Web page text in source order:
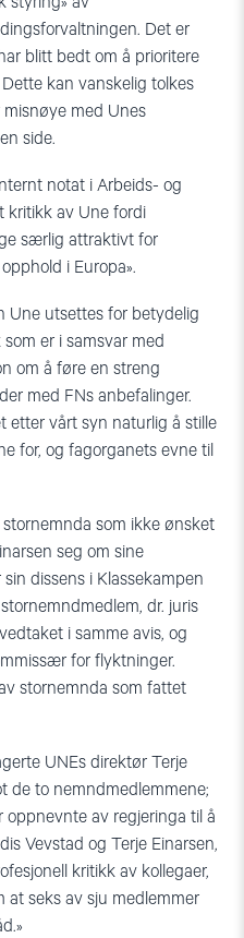
Det er
blitt bedt om å prioritere
kan vanskelig tolkes
med Unes
side.
notat i Arbeids- og
kritikk av Une fordi
særlig attraktivt for
i Europa».
Une utsettes for betydelig
er i samsvar med
om å føre en streng
med FNs anbefalinger.
etter vårt syn naturlig å stille
for, og fagorganets evne til
som ikke ønsket
seg om sine
dissens i Klassekampen
dr. juris
i samme avis, og
for flyktninger.
stornemnda som fattet
UNEs direktør Terje
de to nemndmedlemmene;
oppnevnte av regjeringa til å
Vevstad og Terje Einarsen,
kritikk av kollegaer,
at seks av sju medlemmer